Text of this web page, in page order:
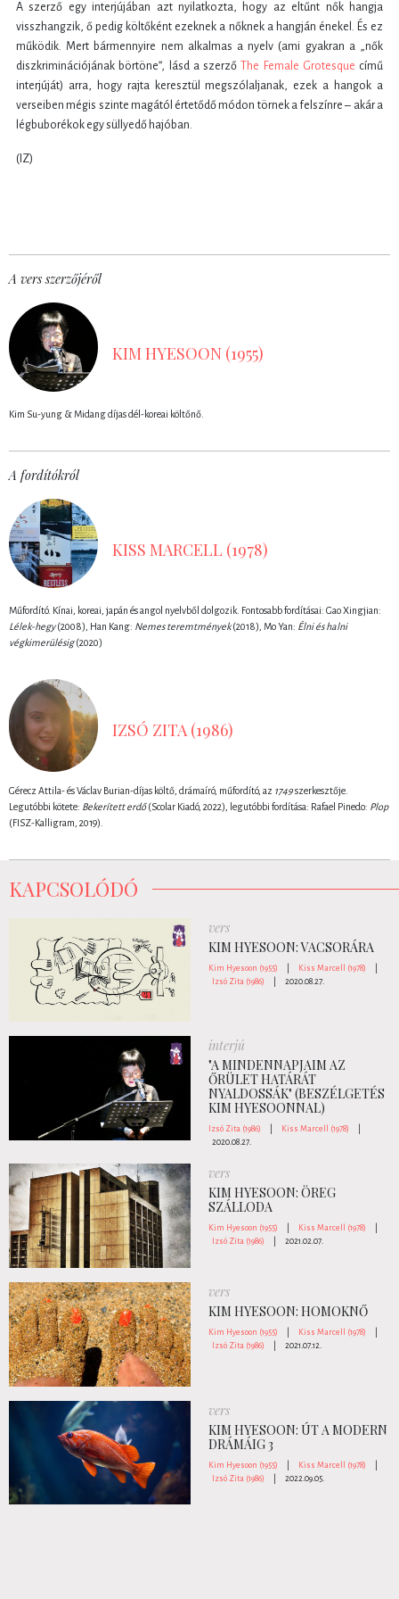
A szerző egy interjújában azt nyilatkozta, hogy az eltűnt nők hangja
visszhangzik, ő pedig költőként ezeknek a nőknek a hangján énekel. És ez
működik. Mert bármennyire nem alkalmas a nyelv (ami gyakran a „nők
diszkriminációjának börtöne”, lásd a szerzőThe Female Grotesque című
interjúját) arra, hogy rajta keresztül megszólaljanak, ezek a hangok a
verseiben mégis szinte magától értetődő módon törnek a felszínre – akár a
légbuborékok egy süllyedő hajóban.
(IZ)
A vers szerzőjéről
KIM HYESOON (1955)
Kim Su-yung & Midang díjas dél-koreai költőnő.
A fordítókról
KISS MARCELL (1978)
Műfordító. Kínai, koreai, japán és angol nyelvből dolgozik. Fontosabb fordításai: Gao Xingjian:
Lélek-hegy(2008), Han Kang: Nemes teremtmények(2018), Mo Yan: Élni és halni
végkimerülésig(2020)
IZSÓ ZITA (1986)
Gérecz Attila- és Václav Burian-díjas költő, drámaíró, műfordító, az 1749szerkesztője.
Legutóbbi kötete: Bekerített erdő(Scolar Kiadó, 2022), legutóbbi fordítása: Rafael Pinedo: Plop
(FISZ-Kalligram, 2019).
KAPCSOLÓDÓ
vers
KIM HYESOON: VACSORÁRA
Kim Hyesoon (1955) Kiss Marcell (1978)
Izsó Zita (1986)
2020.08.27.
interjú
"A MINDENNAPJAIM AZ
ŐRÜLET HATÁRÁT
NYALDOSSÁK" (BESZÉLGETÉS
KIM HYESOONNAL)
Izsó Zita (1986) Kiss Marcell (1978)
2020.08.27.
vers
KIM HYESOON: ÖREG
SZÁLLODA
Kim Hyesoon (1955) Kiss Marcell (1978)
Izsó Zita (1986)
2021.02.07.
vers
KIM HYESOON: HOMOKNŐ
Kim Hyesoon (1955) Kiss Marcell (1978)
Izsó Zita (1986)
2021.07.12.
vers
KIM HYESOON: ÚT A MODERN
DRÁMÁIG 3
Kim Hyesoon (1955) Kiss Marcell (1978)
Izsó Zita (1986)
2022.09.05.